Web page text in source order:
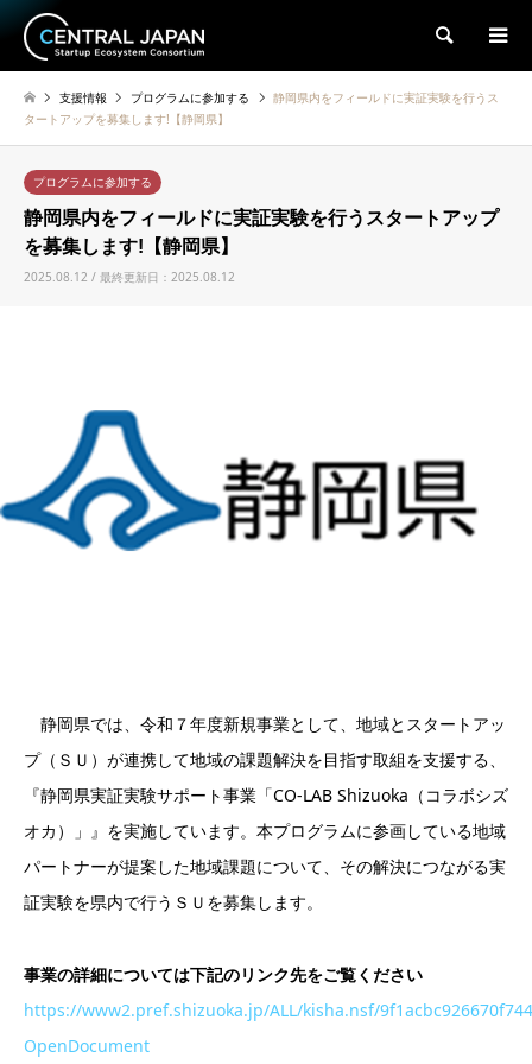
検索
支援情報 プログラムに参加する
静岡県内をフィールドに実証実験を行うス
タートアップを募集します!【静岡県】
プログラムに参加する
静岡県内をフィールドに実証実験を行うスタートアップ
を募集します!【静岡県】
2025.08.12 / 最終更新日：2025.08.12
静岡県では、令和７年度新規事業として、地域とスタートアッ
プ（ＳＵ）が連携して地域の課題解決を目指す取組を支援する、
『静岡県実証実験サポート事業「CO-LAB Shizuoka（コラボシズ
オカ）」』を実施しています。本プログラムに参画している地域
パートナーが提案した地域課題について、その解決につながる実
証実験を県内で行うＳＵを募集します。
事業の詳細については下記のリンク先をご覧ください
https://www2.pref.shizuoka.jp/ALL/kisha.nsf/
OpenDocument